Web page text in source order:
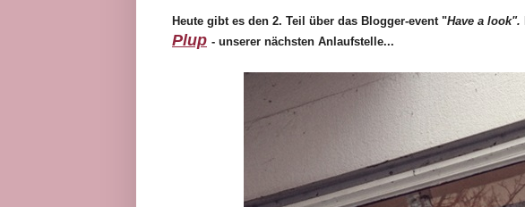
Heute gibt es den 2. Teil über das Blogger-event "Have a look".
Plup - unserer nächsten Anlaufstelle...